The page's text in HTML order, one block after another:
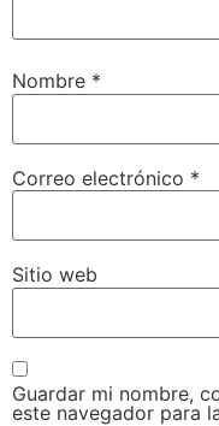
Nombre *
Correo electrónico *
Sitio web
Guardar mi nombre,
este navegador para